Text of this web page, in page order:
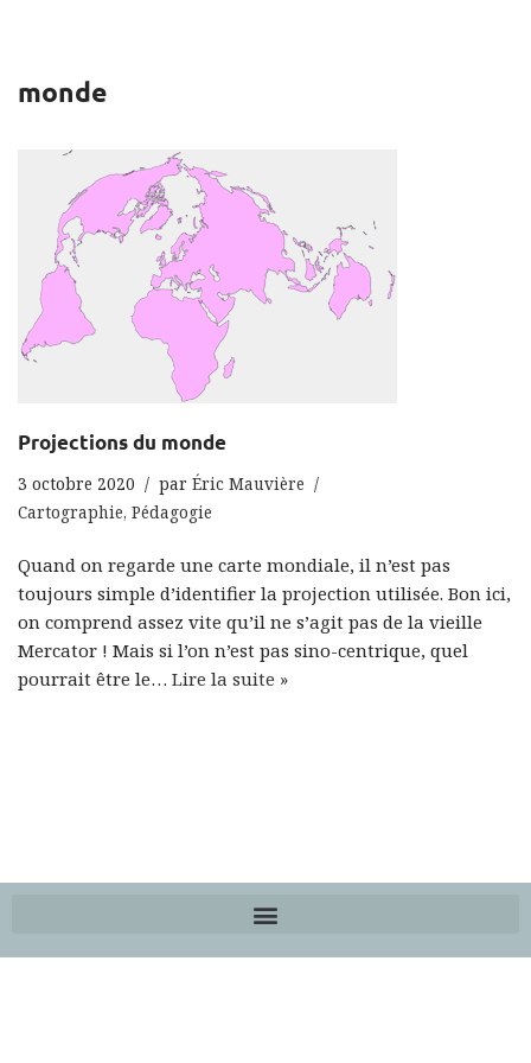
monde
Projections du monde
3 octobre 2020 par Éric Mauvière
Cartographie, Pédagogie
Quand on regarde une carte mondiale, il n’est pas
toujours simple d’identifier la projection utilisée. Bon ici,
on comprend assez vite qu’il ne s’agit pas de la vieille
Mercator ! Mais si l’on n’est pas sino-centrique, quel
pourrait être le… Lire la suite »